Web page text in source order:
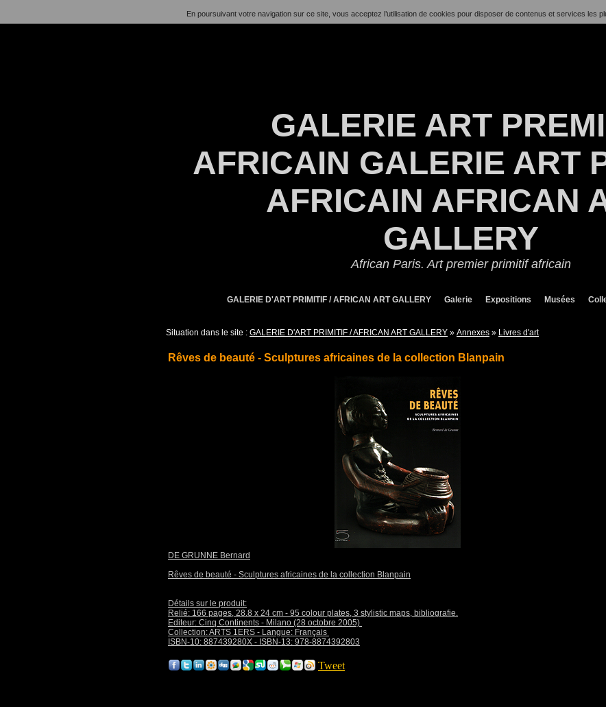
En poursuivant votre navigation sur ce site, vous acceptez l’utilisation de cookies pour disposer de contenus et services les
GALERIE ART
AFRICAIN GALERIE ART
AFRICAIN AFRICAN
GALLERY
African Paris. Art premier primitif africain
GALERIE D'ART PRIMITIF / AFRICAN ART GALLERY Galerie Expositions Musées
Situation dans le site : GALERIE D'ART PRIMITIF / AFRICAN ART GALLERY » Annexes » Livres d'art
Rêves de beauté - Sculptures africaines de la collection Blanpain
DE GRUNNE Bernard
Rêves de beauté - Sculptures africaines de la collection Blanpain
Détails sur le produit:
Relié: 166 pages, 28.8 x 24 cm - 95 colour plates, 3 stylistic maps, bibliografie.
Editeur: Cinq Continents - Milano (28 octobre 2005)
Collection: ARTS 1ERS - Langue: Français
ISBN-10: 887439280X - ISBN-13: 978-8874392803
Tweet